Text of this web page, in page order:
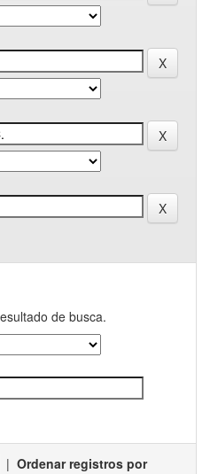
de busca.
| Ordenar registros por